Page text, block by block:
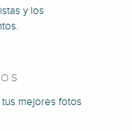
y los
mejores fotos